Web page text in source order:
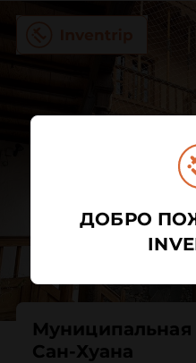
Муниципальная
Сан-Хуана
ДОБРО